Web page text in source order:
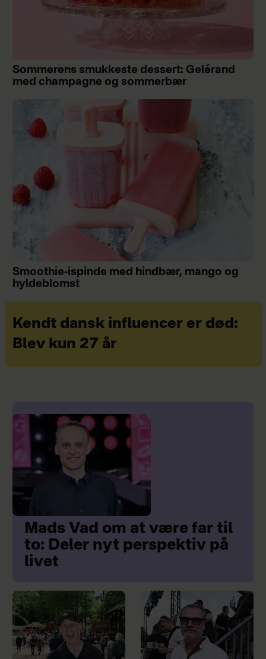
Sommerens smukkeste dessert: Gelérand
med champagne og sommerbær
Smoothie-ispinde med hindbær, mango og
hyldeblomst
Kendt dansk influencer er død:
Blev kun 27 år
Mads Vad om at være far til
to: Deler nyt perspektiv på
livet